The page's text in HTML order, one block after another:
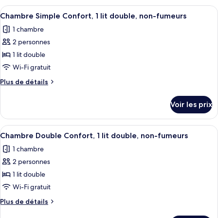
avec
lits
jumeaux,
2
lits
une
place,
non-
type
de
Chambre
Confort
lits
jumeaux,
lits
fumeurs
Afficher
toutes
les
photos
pour
ce
type
de
Chambre
Simple
Confort,
lit
double,
non-
fumeurs
Une chambre d’hôtel avec un
1
Chambre Simple Confort, 1 lit double, non-fumeurs
1 chambre
2 personnes
1 lit double
Wi-Fi gratuit
Plus de détails
Plus
le
type
de
Chambre
Simple
lit
non-
Voir les prix
Afficher
toutes
les
photos
pour
ce
type
de
Une chambre d’hôtel avec un
1
Chambre Double Confort, 1 lit double, non-fumeurs
1 chambre
2 personnes
1 lit double
Wi-Fi gratuit
Plus de détails
Plus